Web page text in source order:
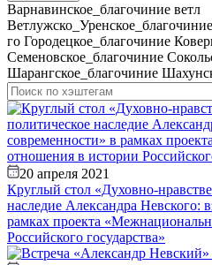
Варнавинское_благочиние ветл
Ветлужско_Уренское_благочиние
го Городецкое_благочиние
Семеновское_благочиние
Шарангское_благочиние
20 апреля 2021
Круглый стол «Духовно-
наследие Александра Невского:
рамках проекта
Российского государства»